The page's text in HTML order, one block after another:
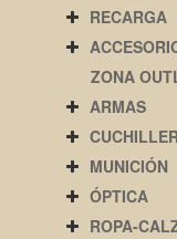
RECARGA
ZONA
ARMAS
MUNICIÓN
ÓPTICA
ROPA-